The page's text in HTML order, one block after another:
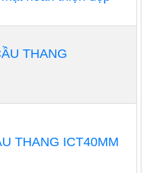
THANG
THANG ICT40MM